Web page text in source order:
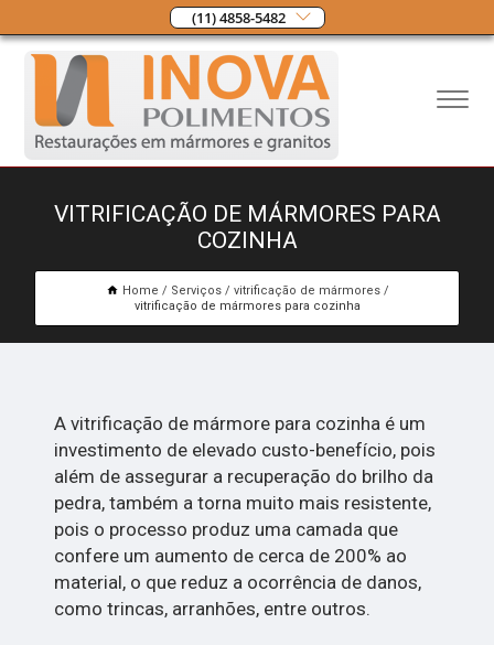
(11) 4858-5482
VITRIFICAÇÃO DE MÁRMORES PARA
COZINHA
Home Serviços
vitrificação de mármores
vitrificação de mármores para cozinha
A vitrificação de mármore para cozinha é um
investimento de elevado custo-benefício, pois
além de assegurar a recuperação do brilho da
pedra, também a torna muito mais resistente,
pois o processo produz uma camada que
confere um aumento de cerca de 200% ao
material, o que reduz a ocorrência de danos,
como trincas, arranhões, entre outros.